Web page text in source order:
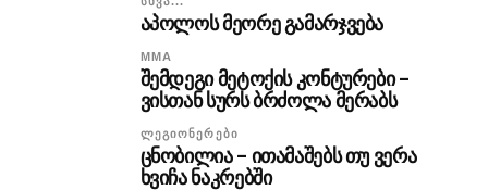
აპოლოს მეორე გამარჯვება
MMA
შემდეგი მეტოქის კონტურები –
ვისთან სურს ბრძოლა მერაბს
ᲚᲔᲒᲘᲝᲜᲔᲠᲔᲑᲘ
ცნობილია – ითამაშებს თუ ვერა
ხვიჩა ნაკრებში